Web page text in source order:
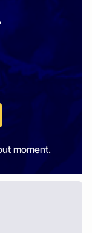
moment.